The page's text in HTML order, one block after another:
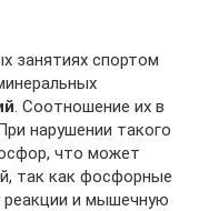
занятиях спортом
. Соотношение их в
нарушении такого
что может
так как фосфорные
и мышечную